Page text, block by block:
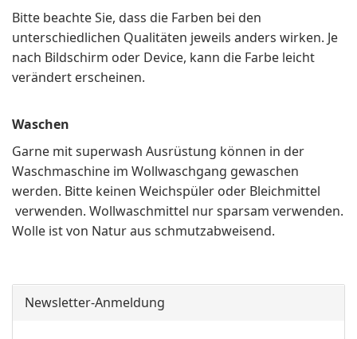
Bitte beachte Sie, dass die Farben bei den
unterschiedlichen Qualitäten jeweils anders wirken. Je
nach Bildschirm oder Device, kann die Farbe leicht
verändert erscheinen.
Waschen
Garne mit superwash Ausrüstung können in der
Waschmaschine im Wollwaschgang gewaschen
werden. Bitte keinen Weichspüler oder Bleichmittel
verwenden. Wollwaschmittel nur sparsam verwenden.
Wolle ist von Natur aus schmutzabweisend.
Newsletter-Anmeldung